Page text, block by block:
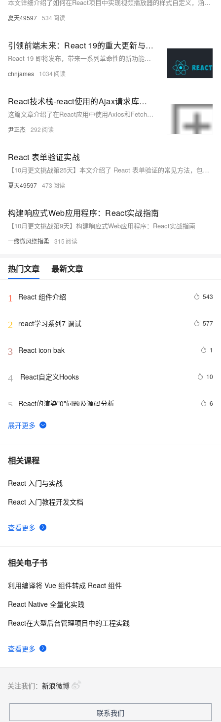
本文详细介绍了如何在React项目中实现视频播放器的样式自定义，涵盖HTML5 `&lt;video&gt;`标签的基础知识、CSS样式定制技巧及常见问题解决方案。针对全屏模式样式失效、移动端触摸事件冲突和进度条样式定制等问题提供了具体代码示例。同时，探讨了视频预加载策略和内存优化方法，并推荐了几款调试工具，帮助开发者提升用户体验和应用性能。
夏天49597 534
引领前端未来：React 19的重大更新与实战指南🚀
React 19 即将发布，带来一系列革命性的新功能，旨在简化开发过程并显著提升性能。本文介绍了 React 19 的核心功能，如自动优化重新渲染的 React 编译器、加速初始加载的服务器组件、简化表单处理的 Actions、无缝集成的 Web 组件，以及文档元数据的直接管理。这些新功能通过自动化、优化和增强用户体验，帮助开发者构建更高效的 Web 应用程序。
chnjames 1034
React技术栈-react使用的Ajax请求库实战案例
这篇文章介绍了在React应用中使用Axios和Fetch库进行Ajax请求的实战案例，展示了如何通过这些库发送GET和POST请求，并处理响应和错误。
尹正杰 292
React 表单验证实战
【10月更文挑战第25天】本文介绍了 React 表单验证的常见方法，包括原生 HTML5 验证、自定义验证逻辑和第三方库（如 Formik 和 Yup）的使用。通过具体代码示例，详细讲解了每种方法的实现步骤，并探讨了常见问题和易错点及其解决方法。旨在帮助开发者提高表单验证的有效性和安全性。
夏天49597 473
构建响应式Web应用程序：React实战指南
【10月更文挑战第9天】构建响应式Web应用程序：React实战指南
一缕微风绕指柔 315
热门文章 最新文章
1 React 组件介绍 543
2 react学习系列7 调试 577
3 React icon bak 1
4 React自定义Hooks 10
5 React的渲染"0"问题及源码分析 6
6 React-router-dom实现全局路由登陆拦截
7 使用react实现通过经纬度获取地址（地理/逆地理编码）
8 快将你的 React 应用迁移到 Vite 吧，速度太快啦
相关课程
查看更多
React 入门与实战
React 入门教程开发文档
相关电子书
查看更多
利用编译将 Vue 组件转成 React 组件
React Native 全量化实践
React在大型后台管理项目中的工程实践
关注我们： 新浪微博
联系我们